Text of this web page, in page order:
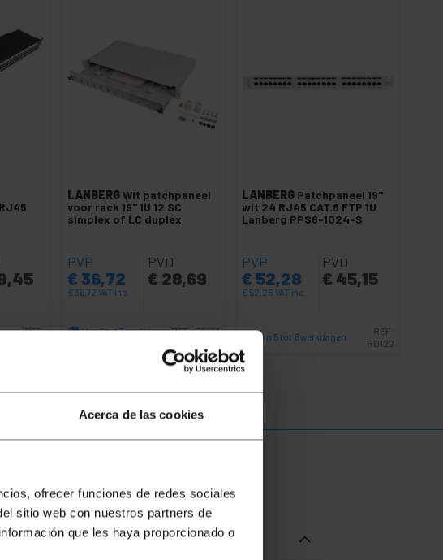
Acerca de las cookies
ofrecer funciones de redes sociales
sitio web con nuestros partners de
que les haya proporcionado o
REF:
LANBERGWit patchpaneel
voor rack 19" 1U 12 SC
simplex of LC duplex
PVP
€ 36,72
€ 36,72 VAT inc.
PVD
€ 28,69
Van 6 tot 7 werkdagenREF: FQ103
Aantal
LANBERG Patchpaneel 19"
wit 24 RJ45 CAT.6 FTP 1U
Lanberg PPS6-1024-S
PVP
€ 52,28
€ 52,28 VAT inc.
PVD
€ 45,15
Van 5 tot 6 werkdagen
REF:
RD122